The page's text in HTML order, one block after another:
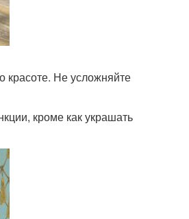
красоте. Не усложняйте
кроме как украшать